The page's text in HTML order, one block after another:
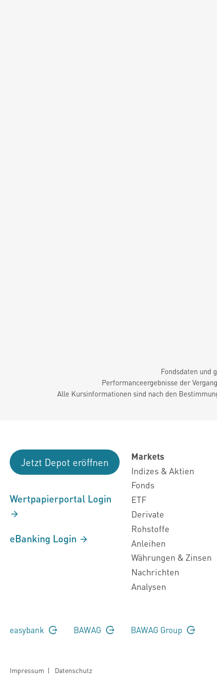
Fondsdaten und
Performanceergebnisse der
Alle Kursinformationen sind nach den
Jetzt Depot eröffnen
Wertpapierportal Login
eBanking Login
Markets
Indizes & Aktien
Fonds
ETF
Derivate
Rohstoffe
Anleihen
Währungen & Zinsen
Nachrichten
Analysen
easybank BAWAG BAWAG Group
Impressum | Datenschutz